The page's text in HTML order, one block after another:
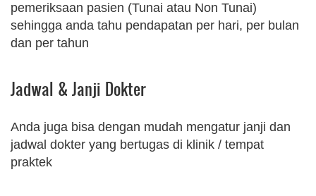
pemeriksaan pasien (Tunai atau Non Tunai)
sehingga anda tahu pendapatan per hari, per bulan
dan per tahun
Jadwal & Janji Dokter
Anda juga bisa dengan mudah mengatur janji dan
jadwal dokter yang bertugas di klinik / tempat
praktek